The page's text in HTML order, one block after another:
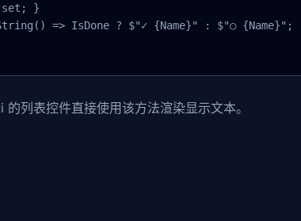
}
=> IsDone ? $"✓ {Name}" : $"○ {Name}";
列表控件直接使用该方法渲染显示文本。